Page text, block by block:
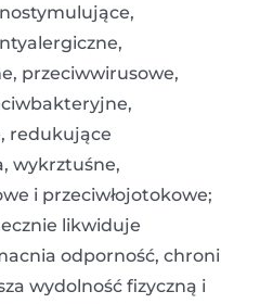
przeciwwirusowe,
redukujące
wykrztuśne,
i przeciwłojotokowe;
likwiduje
odporność, chroni
wydolność fizyczną i